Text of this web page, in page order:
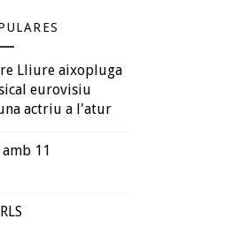
Lliure aixopluga
eurovisiu
actriu a l'atur
11